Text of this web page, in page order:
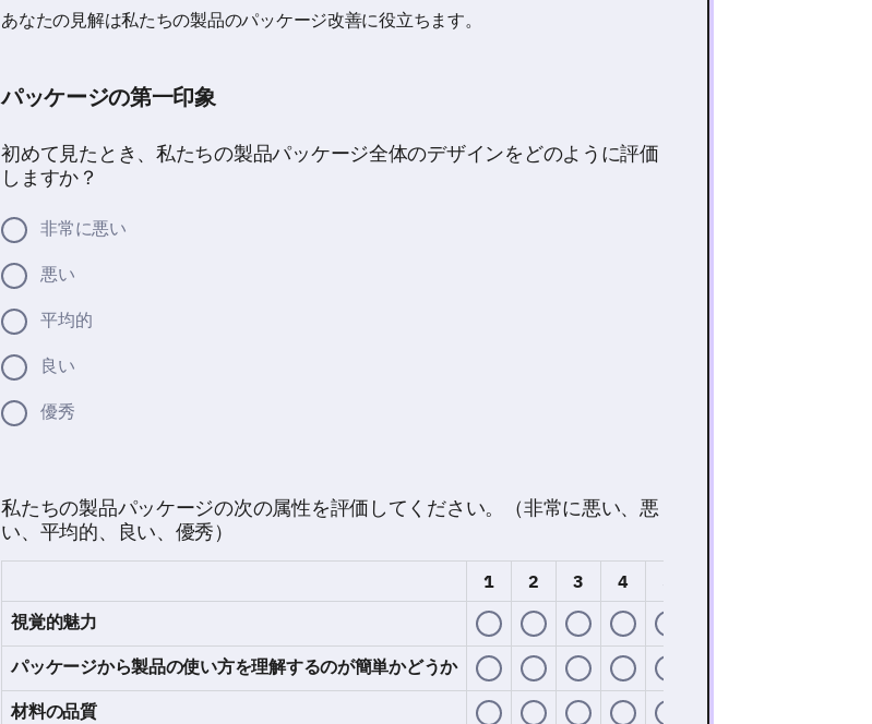
あなたの見解は私たちの製品のパッケージ改善に役立ちます。
パッケージの第一印象
初めて見たとき、私たちの製品パッケージ全体のデザインをどのように評価
しますか？
非常に悪い
悪い
平均的
良い
優秀
私たちの製品パッケージの次の属性を評価してください。（非常に悪い、悪
い、平均的、良い、優秀）
1 2 3 4
視覚的魅力
パッケージから製品の使い方を理解するのが簡単かどうか
材料の品質